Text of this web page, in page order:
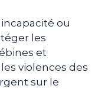
ou
les
et
violences des
sur le